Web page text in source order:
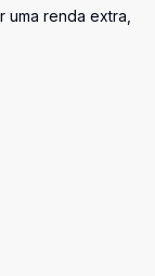
uma renda extra,